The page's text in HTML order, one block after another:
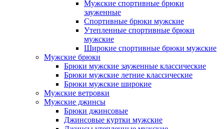
Мужские спортивные брюки
зауженные
Спортивные брюки мужские
Утепленные спортивные брюки
мужские
Широкие спортивные брюки мужские
Мужские брюки
Брюки мужские зауженные классические
Брюки мужские летние классические
Брюки мужские широкие
Мужские ветровки
Мужские джинсы
Брюки джинсовые
Джинсовые куртки мужские